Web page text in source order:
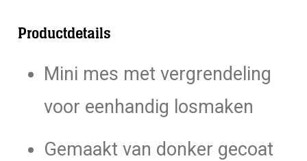
Productdetails
Mini mes met vergrendeling
voor eenhandig losmaken
Gemaakt van donker gecoat